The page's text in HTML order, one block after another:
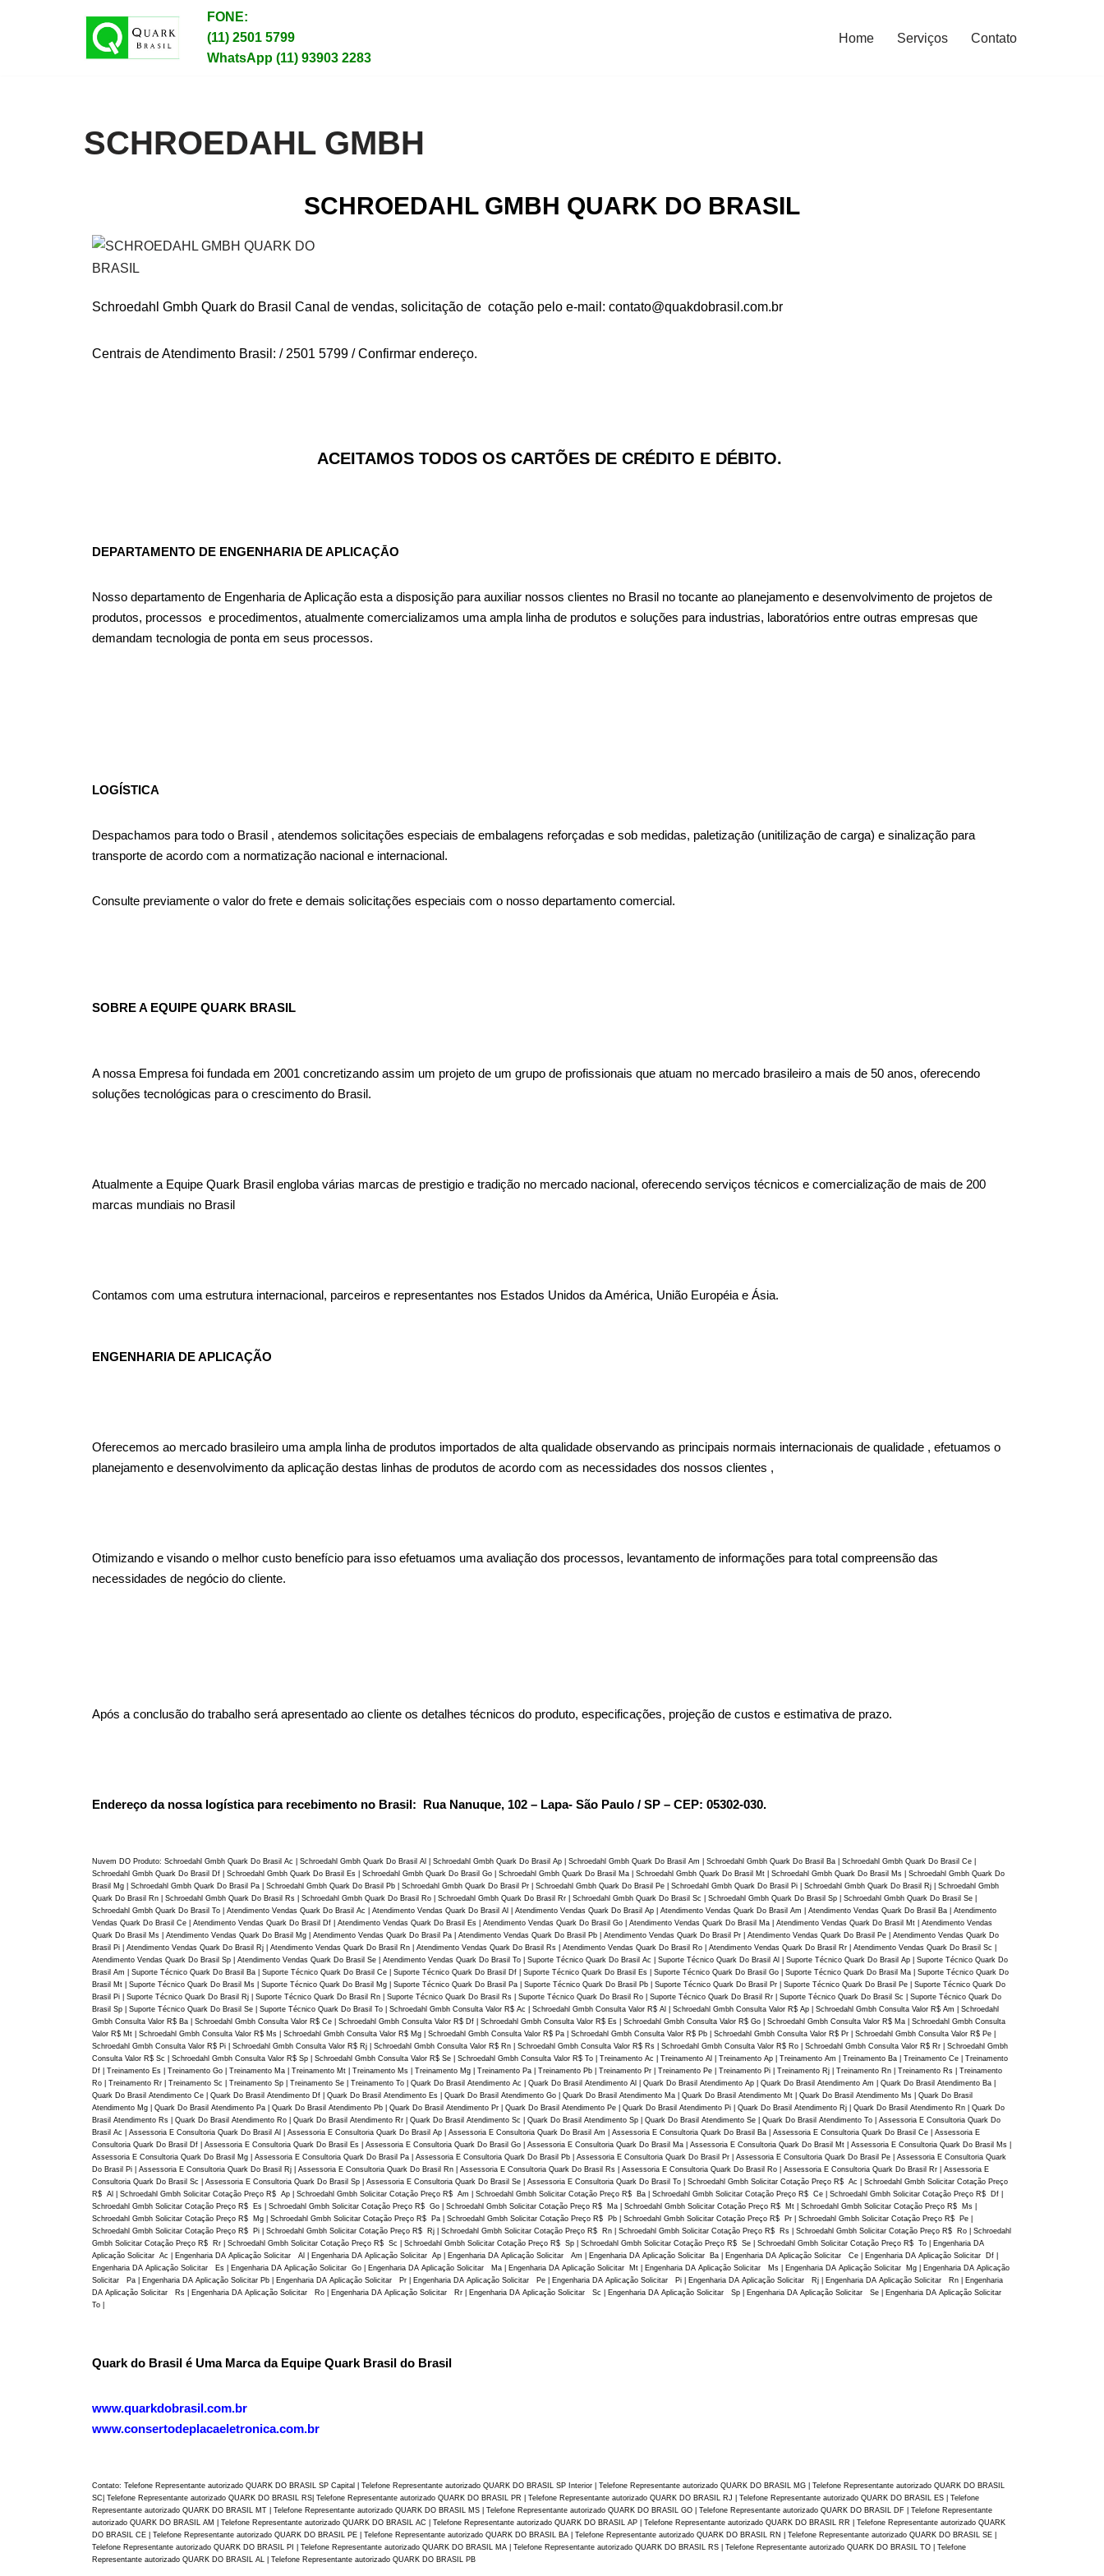
FONE:
(11) 2501 5799
WhatsApp (11) 93903 2283
Home Serviços Contato
SCHROEDAHL GMBH
SCHROEDAHL GMBH QUARK DO BRASIL
Schroedahl Gmbh Quark do Brasil Canal de vendas, solicitação de cotação pelo e-mail: contato@quakdobrasil.com.br
Centrais de Atendimento Brasil: / 2501 5799 / Confirmar endereço.
ACEITAMOS TODOS OS CARTÕES DE CRÉDITO E DÉBITO.
DEPARTAMENTO DE ENGENHARIA DE APLICAÇĀO
Nosso departamento de Engenharia de Aplicação esta a disposição para auxiliar nossos clientes no Brasil no tocante ao planejamento e desenvolvimento de projetos de
produtos, processos e procedimentos, atualmente comercializamos uma ampla linha de produtos e soluções para industrias, laboratórios entre outras empresas que
demandam tecnologia de ponta em seus processos.
LOGÍSTICA
Despachamos para todo o Brasil , atendemos solicitações especiais de embalagens reforçadas e sob medidas, paletizaçāo (unitilizaçāo de carga) e sinalização para
transporte de acordo com a normatização nacional e internacional.
Consulte previamente o valor do frete e demais solicitações especiais com o nosso departamento comercial.
SOBRE A EQUIPE QUARK BRASIL
A nossa Empresa foi fundada em 2001 concretizando assim um projeto de um grupo de profissionais que atuam no mercado brasileiro a mais de 50 anos, oferecendo
soluções tecnológicas para o crescimento do Brasil.
Atualmente a Equipe Quark Brasil engloba várias marcas de prestigio e tradição no mercado nacional, oferecendo serviços técnicos e comercialização de mais de 200
marcas mundiais no Brasil
Contamos com uma estrutura internacional, parceiros e representantes nos Estados Unidos da América, União Européia e Ásia.
ENGENHARIA DE APLICAÇÃO
Oferecemos ao mercado brasileiro uma ampla linha de produtos importados de alta qualidade observando as principais normais internacionais de qualidade , efetuamos o
planejamento e desenvolvimento da aplicação destas linhas de produtos de acordo com as necessidades dos nossos clientes ,
Otimizando e visando o melhor custo benefício para isso efetuamos uma avaliação dos processos, levantamento de informações para total compreensão das
necessidades de negócio do cliente.
Após a conclusão do trabalho será apresentado ao cliente os detalhes técnicos do produto, especificações, projeção de custos e estimativa de prazo.
Endereço da nossa logística para recebimento no Brasil: Rua Nanuque, 102 – Lapa- São Paulo / SP – CEP: 05302-030.
Nuvem DO Produto: Schroedahl Gmbh Quark Do Brasil Ac | Schroedahl Gmbh Quark Do Brasil Al | Schroedahl Gmbh Quark Do Brasil Ap | Schroedahl Gmbh Quark Do Brasil Am | Schroedahl Gmbh Quark Do Brasil Ba | Schroedahl Gmbh Quark Do Brasil Ce |
Schroedahl Gmbh Quark Do Brasil Df | Schroedahl Gmbh Quark Do Brasil Es | Schroedahl Gmbh Quark Do Brasil Go | Schroedahl Gmbh Quark Do Brasil Ma | Schroedahl Gmbh Quark Do Brasil Mt | Schroedahl Gmbh Quark Do Brasil Ms | Schroedahl Gmbh Quark Do
Brasil Mg | Schroedahl Gmbh Quark Do Brasil Pa | Schroedahl Gmbh Quark Do Brasil Pb | Schroedahl Gmbh Quark Do Brasil Pr | Schroedahl Gmbh Quark Do Brasil Pe | Schroedahl Gmbh Quark Do Brasil Pi | Schroedahl Gmbh Quark Do Brasil Rj | Schroedahl Gmbh
Quark Do Brasil Rn | Schroedahl Gmbh Quark Do Brasil Rs | Schroedahl Gmbh Quark Do Brasil Ro | Schroedahl Gmbh Quark Do Brasil Rr | Schroedahl Gmbh Quark Do Brasil Sc | Schroedahl Gmbh Quark Do Brasil Sp | Schroedahl Gmbh Quark Do Brasil Se |
Schroedahl Gmbh Quark Do Brasil To | Atendimento Vendas Quark Do Brasil Ac | Atendimento Vendas Quark Do Brasil Al | Atendimento Vendas Quark Do Brasil Ap | Atendimento Vendas Quark Do Brasil Am | Atendimento Vendas Quark Do Brasil Ba | Atendimento
Vendas Quark Do Brasil Ce | Atendimento Vendas Quark Do Brasil Df | Atendimento Vendas Quark Do Brasil Es | Atendimento Vendas Quark Do Brasil Go | Atendimento Vendas Quark Do Brasil Ma | Atendimento Vendas Quark Do Brasil Mt | Atendimento Vendas
Quark Do Brasil Ms | Atendimento Vendas Quark Do Brasil Mg | Atendimento Vendas Quark Do Brasil Pa | Atendimento Vendas Quark Do Brasil Pb | Atendimento Vendas Quark Do Brasil Pr | Atendimento Vendas Quark Do Brasil Pe | Atendimento Vendas Quark Do
Brasil Pi | Atendimento Vendas Quark Do Brasil Rj | Atendimento Vendas Quark Do Brasil Rn | Atendimento Vendas Quark Do Brasil Rs | Atendimento Vendas Quark Do Brasil Ro | Atendimento Vendas Quark Do Brasil Rr | Atendimento Vendas Quark Do Brasil Sc |
Atendimento Vendas Quark Do Brasil Sp | Atendimento Vendas Quark Do Brasil Se | Atendimento Vendas Quark Do Brasil To | Suporte Técnico Quark Do Brasil Ac | Suporte Técnico Quark Do Brasil Al | Suporte Técnico Quark Do Brasil Ap | Suporte Técnico Quark Do
Brasil Am | Suporte Técnico Quark Do Brasil Ba | Suporte Técnico Quark Do Brasil Ce | Suporte Técnico Quark Do Brasil Df | Suporte Técnico Quark Do Brasil Es | Suporte Técnico Quark Do Brasil Go | Suporte Técnico Quark Do Brasil Ma | Suporte Técnico Quark Do
Brasil Mt | Suporte Técnico Quark Do Brasil Ms | Suporte Técnico Quark Do Brasil Mg | Suporte Técnico Quark Do Brasil Pa | Suporte Técnico Quark Do Brasil Pb | Suporte Técnico Quark Do Brasil Pr | Suporte Técnico Quark Do Brasil Pe | Suporte Técnico Quark Do
Brasil Pi | Suporte Técnico Quark Do Brasil Rj | Suporte Técnico Quark Do Brasil Rn | Suporte Técnico Quark Do Brasil Rs | Suporte Técnico Quark Do Brasil Ro | Suporte Técnico Quark Do Brasil Rr | Suporte Técnico Quark Do Brasil Sc | Suporte Técnico Quark Do
Brasil Sp | Suporte Técnico Quark Do Brasil Se | Suporte Técnico Quark Do Brasil To | Schroedahl Gmbh Consulta Valor R$ Ac | Schroedahl Gmbh Consulta Valor R$ Al | Schroedahl Gmbh Consulta Valor R$ Ap | Schroedahl Gmbh Consulta Valor R$ Am | Schroedahl
Gmbh Consulta Valor R$ Ba | Schroedahl Gmbh Consulta Valor R$ Ce | Schroedahl Gmbh Consulta Valor R$ Df | Schroedahl Gmbh Consulta Valor R$ Es | Schroedahl Gmbh Consulta Valor R$ Go | Schroedahl Gmbh Consulta Valor R$ Ma | Schroedahl Gmbh Consulta
Valor R$ Mt | Schroedahl Gmbh Consulta Valor R$ Ms | Schroedahl Gmbh Consulta Valor R$ Mg | Schroedahl Gmbh Consulta Valor R$ Pa | Schroedahl Gmbh Consulta Valor R$ Pb | Schroedahl Gmbh Consulta Valor R$ Pr | Schroedahl Gmbh Consulta Valor R$ Pe |
Schroedahl Gmbh Consulta Valor R$ Pi | Schroedahl Gmbh Consulta Valor R$ Rj | Schroedahl Gmbh Consulta Valor R$ Rn | Schroedahl Gmbh Consulta Valor R$ Rs | Schroedahl Gmbh Consulta Valor R$ Ro | Schroedahl Gmbh Consulta Valor R$ Rr | Schroedahl Gmbh
Consulta Valor R$ Sc | Schroedahl Gmbh Consulta Valor R$ Sp | Schroedahl Gmbh Consulta Valor R$ Se | Schroedahl Gmbh Consulta Valor R$ To | Treinamento Ac | Treinamento Al | Treinamento Ap | Treinamento Am | Treinamento Ba | Treinamento Ce | Treinamento
Df | Treinamento Es | Treinamento Go | Treinamento Ma | Treinamento Mt | Treinamento Ms | Treinamento Mg | Treinamento Pa | Treinamento Pb | Treinamento Pr | Treinamento Pe | Treinamento Pi | Treinamento Rj | Treinamento Rn | Treinamento Rs | Treinamento
Ro | Treinamento Rr | Treinamento Sc | Treinamento Sp | Treinamento Se | Treinamento To | Quark Do Brasil Atendimento Ac | Quark Do Brasil Atendimento Al | Quark Do Brasil Atendimento Ap | Quark Do Brasil Atendimento Am | Quark Do Brasil Atendimento Ba |
Quark Do Brasil Atendimento Ce | Quark Do Brasil Atendimento Df | Quark Do Brasil Atendimento Es | Quark Do Brasil Atendimento Go | Quark Do Brasil Atendimento Ma | Quark Do Brasil Atendimento Mt | Quark Do Brasil Atendimento Ms | Quark Do Brasil
Atendimento Mg | Quark Do Brasil Atendimento Pa | Quark Do Brasil Atendimento Pb | Quark Do Brasil Atendimento Pr | Quark Do Brasil Atendimento Pe | Quark Do Brasil Atendimento Pi | Quark Do Brasil Atendimento Rj | Quark Do Brasil Atendimento Rn | Quark Do
Brasil Atendimento Rs | Quark Do Brasil Atendimento Ro | Quark Do Brasil Atendimento Rr | Quark Do Brasil Atendimento Sc | Quark Do Brasil Atendimento Sp | Quark Do Brasil Atendimento Se | Quark Do Brasil Atendimento To | Assessoria E Consultoria Quark Do
Brasil Ac | Assessoria E Consultoria Quark Do Brasil Al | Assessoria E Consultoria Quark Do Brasil Ap | Assessoria E Consultoria Quark Do Brasil Am | Assessoria E Consultoria Quark Do Brasil Ba | Assessoria E Consultoria Quark Do Brasil Ce | Assessoria E
Consultoria Quark Do Brasil Df | Assessoria E Consultoria Quark Do Brasil Es | Assessoria E Consultoria Quark Do Brasil Go | Assessoria E Consultoria Quark Do Brasil Ma | Assessoria E Consultoria Quark Do Brasil Mt | Assessoria E Consultoria Quark Do Brasil Ms |
Assessoria E Consultoria Quark Do Brasil Mg | Assessoria E Consultoria Quark Do Brasil Pa | Assessoria E Consultoria Quark Do Brasil Pb | Assessoria E Consultoria Quark Do Brasil Pr | Assessoria E Consultoria Quark Do Brasil Pe | Assessoria E Consultoria Quark
Do Brasil Pi | Assessoria E Consultoria Quark Do Brasil Rj | Assessoria E Consultoria Quark Do Brasil Rn | Assessoria E Consultoria Quark Do Brasil Rs | Assessoria E Consultoria Quark Do Brasil Ro | Assessoria E Consultoria Quark Do Brasil Rr | Assessoria E
Consultoria Quark Do Brasil Sc | Assessoria E Consultoria Quark Do Brasil Sp | Assessoria E Consultoria Quark Do Brasil Se | Assessoria E Consultoria Quark Do Brasil To | Schroedahl Gmbh Solicitar Cotação Preço R$ Ac | Schroedahl Gmbh Solicitar Cotação Preço
R$ Al | Schroedahl Gmbh Solicitar Cotação Preço R$ Ap | Schroedahl Gmbh Solicitar Cotação Preço R$ Am | Schroedahl Gmbh Solicitar Cotação Preço R$ Ba | Schroedahl Gmbh Solicitar Cotação Preço R$ Ce | Schroedahl Gmbh Solicitar Cotação Preço R$ Df |
Schroedahl Gmbh Solicitar Cotação Preço R$ Es | Schroedahl Gmbh Solicitar Cotação Preço R$ Go | Schroedahl Gmbh Solicitar Cotação Preço R$ Ma | Schroedahl Gmbh Solicitar Cotação Preço R$ Mt | Schroedahl Gmbh Solicitar Cotação Preço R$ Ms |
Schroedahl Gmbh Solicitar Cotação Preço R$ Mg | Schroedahl Gmbh Solicitar Cotação Preço R$ Pa | Schroedahl Gmbh Solicitar Cotação Preço R$ Pb | Schroedahl Gmbh Solicitar Cotação Preço R$ Pr | Schroedahl Gmbh Solicitar Cotação Preço R$ Pe |
Schroedahl Gmbh Solicitar Cotação Preço R$ Pi | Schroedahl Gmbh Solicitar Cotação Preço R$ Rj | Schroedahl Gmbh Solicitar Cotação Preço R$ Rn | Schroedahl Gmbh Solicitar Cotação Preço R$ Rs | Schroedahl Gmbh Solicitar Cotação Preço R$ Ro | Schroedahl
Gmbh Solicitar Cotação Preço R$ Rr | Schroedahl Gmbh Solicitar Cotação Preço R$ Sc | Schroedahl Gmbh Solicitar Cotação Preço R$ Sp | Schroedahl Gmbh Solicitar Cotação Preço R$ Se | Schroedahl Gmbh Solicitar Cotação Preço R$ To | Engenharia DA
Aplicação Solicitar Ac | Engenharia DA Aplicação Solicitar Al | Engenharia DA Aplicação Solicitar Ap | Engenharia DA Aplicação Solicitar Am | Engenharia DA Aplicação Solicitar Ba | Engenharia DA Aplicação Solicitar Ce | Engenharia DA Aplicação Solicitar Df |
Engenharia DA Aplicação Solicitar Es | Engenharia DA Aplicação Solicitar Go | Engenharia DA Aplicação Solicitar Ma | Engenharia DA Aplicação Solicitar Mt | Engenharia DA Aplicação Solicitar Ms | Engenharia DA Aplicação Solicitar Mg | Engenharia DA Aplicação
Solicitar Pa | Engenharia DA Aplicação Solicitar Pb | Engenharia DA Aplicação Solicitar Pr | Engenharia DA Aplicação Solicitar Pe | Engenharia DA Aplicação Solicitar Pi | Engenharia DA Aplicação Solicitar Rj | Engenharia DA Aplicação Solicitar Rn | Engenharia
DA Aplicação Solicitar Rs | Engenharia DA Aplicação Solicitar Ro | Engenharia DA Aplicação Solicitar Rr | Engenharia DA Aplicação Solicitar Sc | Engenharia DA Aplicação Solicitar Sp | Engenharia DA Aplicação Solicitar Se | Engenharia DA Aplicação Solicitar
To |
Quark do Brasil é Uma Marca da Equipe Quark Brasil do Brasil
www.quarkdobrasil.com.br
www.consertodeplacaeletronica.com.br
Contato: Telefone Representante autorizado QUARK DO BRASIL SP Capital | Telefone Representante autorizado QUARK DO BRASIL SP Interior | Telefone Representante autorizado QUARK DO BRASIL MG | Telefone Representante autorizado QUARK DO BRASIL
SC| Telefone Representante autorizado QUARK DO BRASIL RS| Telefone Representante autorizado QUARK DO BRASIL PR | Telefone Representante autorizado QUARK DO BRASIL RJ | Telefone Representante autorizado QUARK DO BRASIL ES | Telefone
Representante autorizado QUARK DO BRASIL MT | Telefone Representante autorizado QUARK DO BRASIL MS | Telefone Representante autorizado QUARK DO BRASIL GO | Telefone Representante autorizado QUARK DO BRASIL DF | Telefone Representante
autorizado QUARK DO BRASIL AM | Telefone Representante autorizado QUARK DO BRASIL AC | Telefone Representante autorizado QUARK DO BRASIL AP | Telefone Representante autorizado QUARK DO BRASIL RR | Telefone Representante autorizado QUARK
DO BRASIL CE | Telefone Representante autorizado QUARK DO BRASIL PE | Telefone Representante autorizado QUARK DO BRASIL BA | Telefone Representante autorizado QUARK DO BRASIL RN | Telefone Representante autorizado QUARK DO BRASIL SE |
Telefone Representante autorizado QUARK DO BRASIL PI | Telefone Representante autorizado QUARK DO BRASIL MA | Telefone Representante autorizado QUARK DO BRASIL RS | Telefone Representante autorizado QUARK DO BRASIL TO | Telefone
Representante autorizado QUARK DO BRASIL AL | Telefone Representante autorizado QUARK DO BRASIL PB